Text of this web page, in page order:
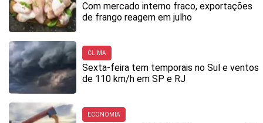
Com mercado interno fraco, exportações
de frango reagem em julho
CLIMA
Sexta-feira tem temporais no Sul e ventos
de 110 km/h em SP e RJ
ECONOMIA